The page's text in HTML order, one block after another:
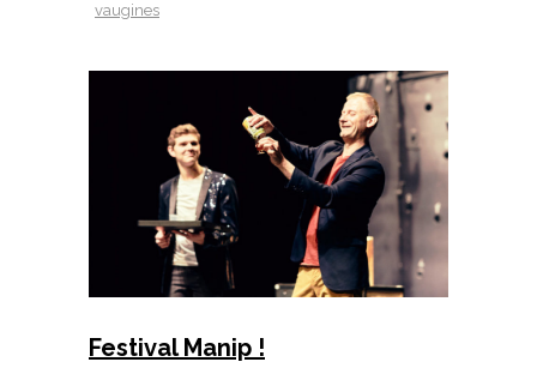
vaugines
Festival Manip !